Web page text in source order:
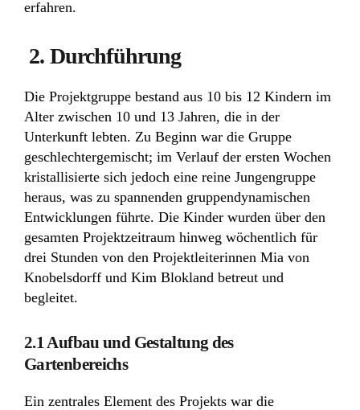
erfahren.
2. Durchführung
Die Projektgruppe bestand aus 10 bis 12 Kindern im
Alter zwischen 10 und 13 Jahren, die in der
Unterkunft lebten. Zu Beginn war die Gruppe
geschlechtergemischt; im Verlauf der ersten Wochen
kristallisierte sich jedoch eine reine Jungengruppe
heraus, was zu spannenden gruppendynamischen
Entwicklungen führte. Die Kinder wurden über den
gesamten Projektzeitraum hinweg wöchentlich für
drei Stunden von den Projektleiterinnen Mia von
Knobelsdorff und Kim Blokland betreut und
begleitet.
2.1 Aufbau und Gestaltung des
Gartenbereichs
Ein zentrales Element des Projekts war die